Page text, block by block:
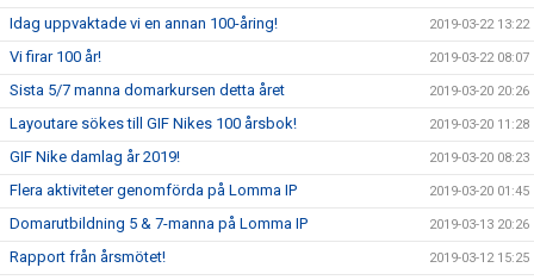
Idag uppvaktade vi en annan 100-åring! 2019-03-22 13:22
Vi firar 100 år! 2019-03-22 08:07
Sista 5/7 manna domarkursen detta året 2019-03-20 20:26
Layoutare sökes till GIF Nikes 100 årsbok! 2019-03-20 11:28
GIF Nike damlag år 2019! 2019-03-20 08:23
Flera aktiviteter genomförda på Lomma IP 2019-03-20 01:45
Domarutbildning 5 & 7-manna på Lomma IP 2019-03-13 20:26
Rapport från årsmötet! 2019-03-12 15:25